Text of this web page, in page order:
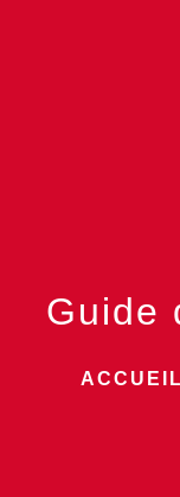
Guide
ACCUEIL